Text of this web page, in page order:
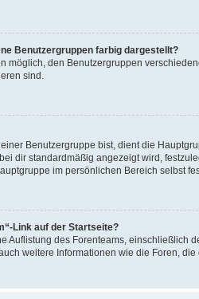
Benutzergruppen farbig dargestellt?
möglich, den Benutzergruppen
sind.
Benutzergruppe bist, dient die
dir standardmäßig angezeigt wird,
im persönlichen Bereich selbst
Link auf der Startseite?
Auflistung des Forenteams, einschließlich
weitere Informationen wie die Foren,